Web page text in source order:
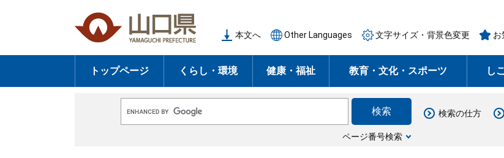
の
頭
ー
飛
本文へ Other Languages 文字サイズ・背景色変更 お
トップページ くらし・環境 健康・福祉 教育・文化・スポーツ し
o
ページ番号検索
検索の仕方